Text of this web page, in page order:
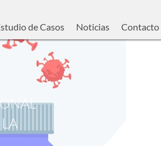
de Casos Noticias Contacto